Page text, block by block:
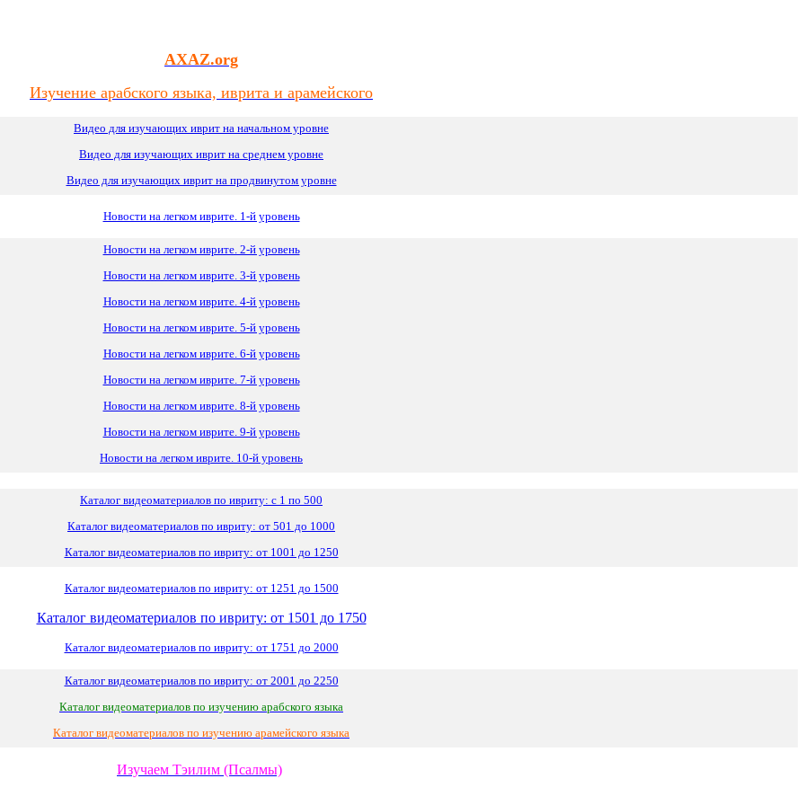
AXAZ.org
Изучение арабского языка, иврита и арамейского
Видео для изучающих иврит на начальном уровне
Видео для изучающих иврит на среднем уровне
Видео для изучающих иврит на продвинутом уровне
Новости на легком иврите. 1-й уровень
Новости на легком иврите. 2-й уровень
Новости на легком иврите. 3-й уровень
Новости на легком иврите. 4-й уровень
Новости на легком иврите. 5-й уровень
Новости на легком иврите. 6-й уровень
Новости на легком иврите. 7-й уровень
Новости на легком иврите. 8-й уровень
Новости на легком иврите. 9-й уровень
Новости на легком иврите. 10-й уровень
Каталог видеоматериалов по ивриту: с 1 по 500
Каталог видеоматериалов по ивриту: от 501 до 1000
Каталог видеоматериалов по ивриту: от 1001 до 1250
Каталог видеоматериалов по ивриту: от 1251 до 1500
Каталог видеоматериалов по ивриту: от 1501 до 1750
Каталог видеоматериалов по ивриту: от 1751 до 2000
Каталог видеоматериалов по ивриту: от 2001 до 2250
Каталог видеоматериалов по изучению арабского языка
Каталог видеоматериалов по изучению арамейского языка
Изучаем Тэилим (Псалмы)